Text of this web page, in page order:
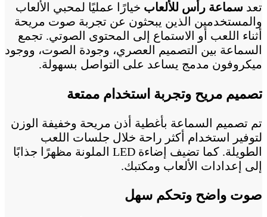
تعد سماعة رأس للألعاب خيارًا عمليًا لمحبي الألعاب
والمستخدمين الذين يبحثون عن تجربة صوت مريحة
أثناء اللعب أو الاستماع إلى المحتوى الصوتي. تجمع
السماعة بين التصميم العصري، وجودة الصوت، ووجود
ميكروفون مدمج يساعد على التواصل بسهولة.
تصميم مريح وتجربة استخدام ممتعة
تم تصميم السماعة بأغطية أذن مريحة وخفيفة الوزن
لتوفير استخدام أكثر راحة خلال جلسات اللعب
الطويلة. كما تضيف إضاءة LED الملونة مظهرًا جذابًا
إلى إعدادات الألعاب ومكتبك.
صوت واضح وتحكم سهل